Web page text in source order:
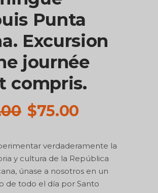
Punta
Excursion
journée
compris.
Le
initial
était :
$82.00.
$75.00
actuel
est :
$75.00.
verdaderamente la
y cultura de la República
únase a nosotros en un
de todo el día por Santo